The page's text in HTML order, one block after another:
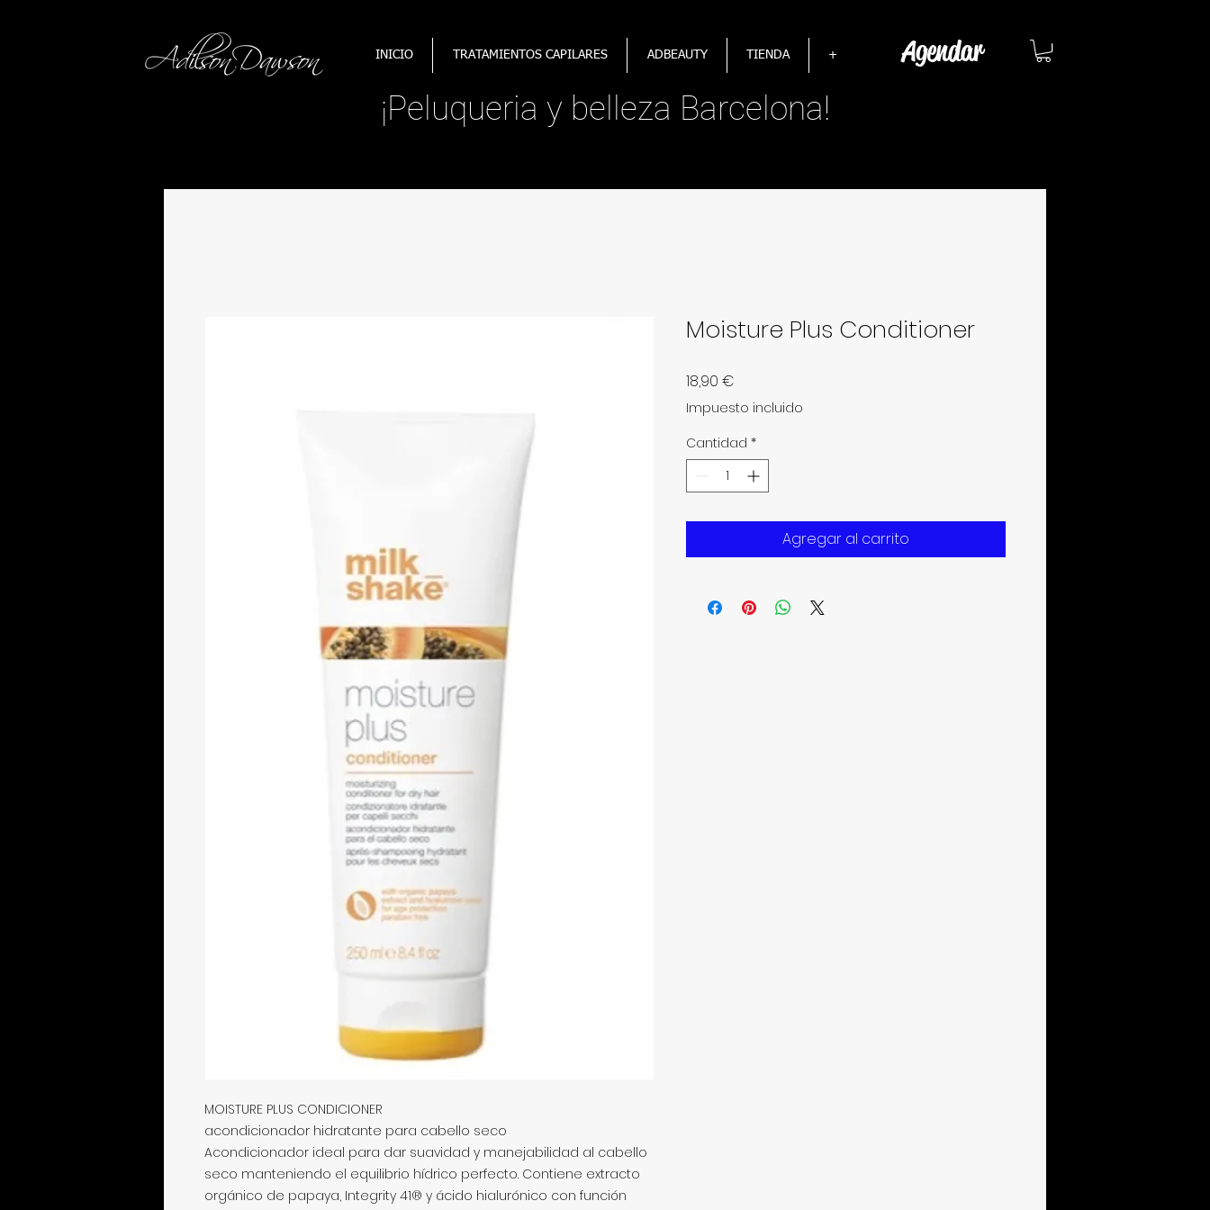
INICIO TRATAMIENTOS CAPILARES ADBEAUTY TIENDA + Agendar
¡​Peluqueria y belleza Barcelona!
MOISTURE PLUS CONDICIONER
acondicionador hidratante para cabello seco
Acondicionador ideal para dar suavidad y manejabilidad al cabello
seco manteniendo el equilibrio hídrico perfecto. Contiene extracto
orgánico de papaya, Integrity 41® y ácido hialurónico con función
Moisture Plus Conditioner
18,90 €
Impuesto incluido
Cantidad *
Agregar al carrito